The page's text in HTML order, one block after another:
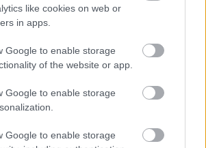
like cookies on web or
in apps.
Google to enable storage
of the website or app.
Google to enable storage
Google to enable storage
γριά τρελή με περούκα, λίγο
με σούπες»: Όταν ο Άντι
ζωγράφισε τον Ηλία Ψινάκη
ενημέρωση «σιχαίνεται τη